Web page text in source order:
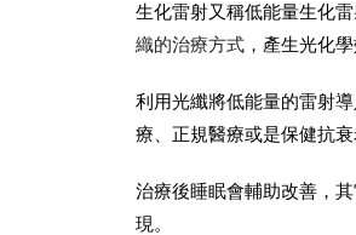
生化雷射又稱低能量生化
織的治療方式 ，產生光化
利用光纖將低能量的雷射
療、正規醫療或是保健抗
治療後睡眠會輔助改善，
現。